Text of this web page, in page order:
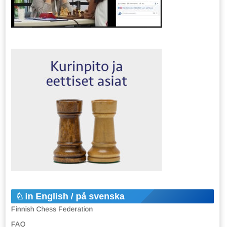
in English / på svenska
Finnish Chess Federation
FAQ